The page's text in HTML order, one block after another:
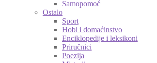
Samopomoć
Ostalo
Sport
Hobi i domaćinstvo
Enciklopedije i leksikoni
Priručnici
Poezija